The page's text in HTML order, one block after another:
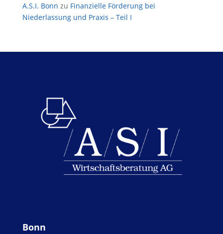
A.S.I. Bonn zu Finanzielle Förderung bei
Niederlassung und Praxis – Teil I
Bonn